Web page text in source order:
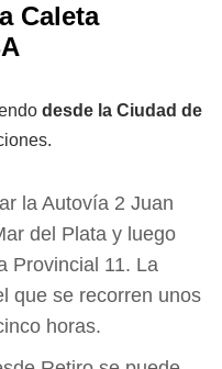
Caleta
desde la Ciudad de
la Autovía 2 Juan
del Plata y luego
Provincial 11. La
que se recorren unos
horas.